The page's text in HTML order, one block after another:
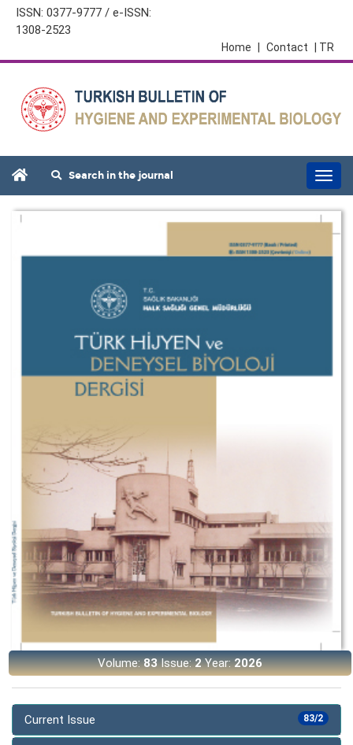
ISSN: 0377-9777 / e-ISSN:
1308-2523
| TR
Contact
Home
Search in the journal
Volume:83Issue:2Year:2026
83/2
Current Issue